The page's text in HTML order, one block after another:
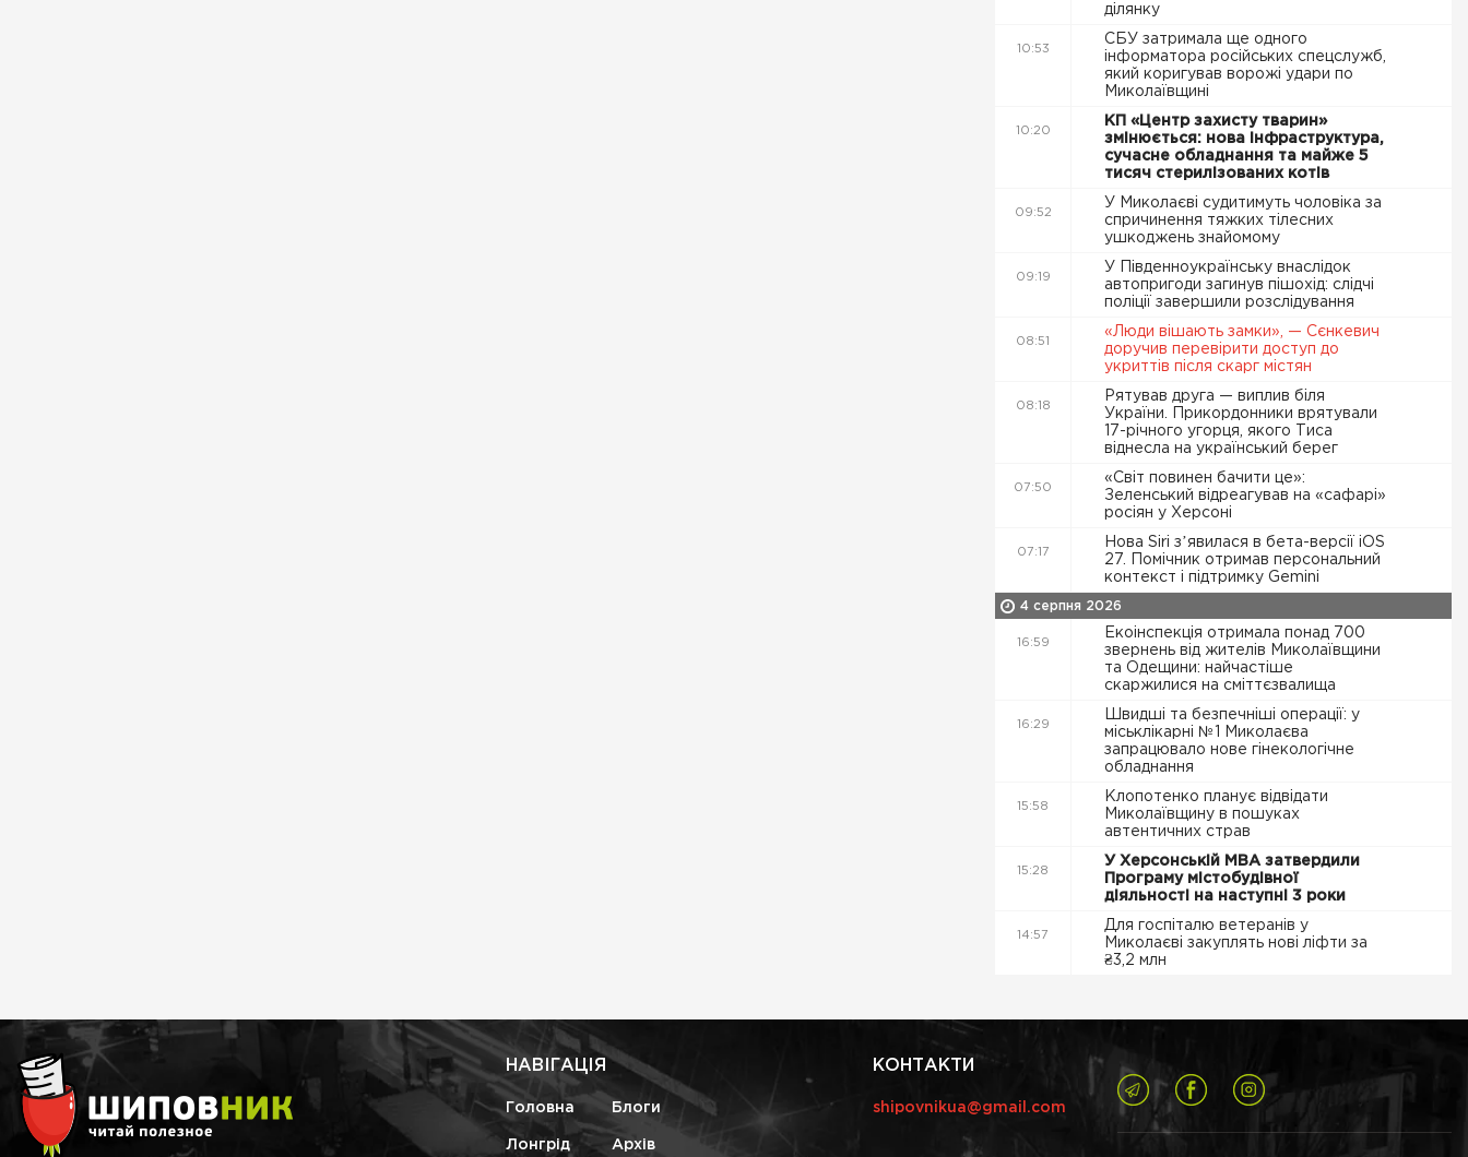
ділянку
10:53
СБУ затримала ще одного
інформатора російських спецслужб,
який коригував ворожі удари по
Миколаївщині
10:20
КП «Центр захисту тварин»
змінюється: нова інфраструктура,
сучасне обладнання та майже 5
тисяч стерилізованих котів
09:52
У Миколаєві судитимуть чоловіка за
спричинення тяжких тілесних
ушкоджень знайомому
09:19
У Південноукраїнську внаслідок
автопригоди загинув пішохід: слідчі
поліції завершили розслідування
08:51
«Люди вішають замки», — Сєнкевич
доручив перевірити доступ до
укриттів після скарг містян
08:18
Рятував друга — виплив біля
України. Прикордонники врятували
17-річного угорця, якого Тиса
віднесла на український берег
07:50
«Світ повинен бачити це»:
Зеленський відреагував на «сафарі»
росіян у Херсоні
07:17
Нова Siri зʼявилася в бета-версії iOS
27. Помічник отримав персональний
контекст і підтримку Gemini
4 серпня 2026
16:59
Екоінспекція отримала понад 700
звернень від жителів Миколаївщини
та Одещини: найчастіше
скаржилися на сміттєзвалища
16:29
Швидші та безпечніші операції: у
міськлікарні №1 Миколаєва
запрацювало нове гінекологічне
обладнання
15:58
Клопотенко планує відвідати
Миколаївщину в пошуках
автентичних страв
15:28
У Херсонській МВА затвердили
Програму містобудівної
діяльності на наступні 3 роки
14:57
Для госпіталю ветеранів у
Миколаєві закуплять нові ліфти за
₴3,2 млн
НАВІГАЦІЯ
Головна Блоги
Лонгрід Архів
КОНТАКТИ
shipovnikua@gmail.com